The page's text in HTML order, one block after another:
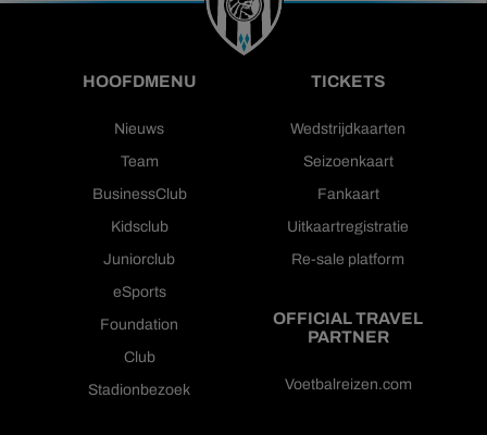
HOOFDMENU
Nieuws
Team
BusinessClub
Kidsclub
Juniorclub
eSports
Foundation
Club
Stadionbezoek
TICKETS
Wedstrijdkaarten
Seizoenkaart
Fankaart
Uitkaartregistratie
Re-sale platform
OFFICIAL TRAVEL
PARTNER
Voetbalreizen.com